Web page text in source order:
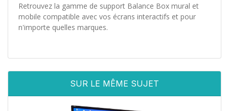
Retrouvez la gamme de support Balance Box mural et
mobile compatible avec vos écrans interactifs et pour
n'importe quelles marques.
SUR LE MÊME SUJET